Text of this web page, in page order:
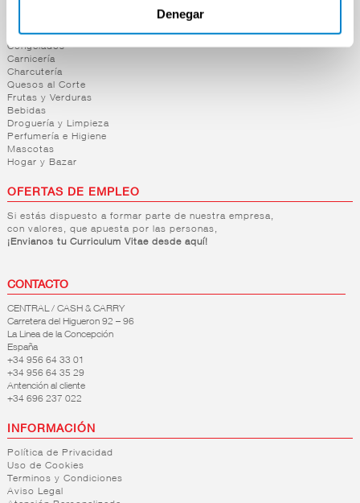
Denegar
Lácteos
Congelados
Carnicería
Charcutería
Quesos al Corte
Frutas y Verduras
Bebidas
Droguería y Limpieza
Perfumería e Higiene
Mascotas
Hogar y Bazar
OFERTAS DE EMPLEO
Si estás dispuesto a formar parte de nuestra empresa,
con valores, que apuesta por las personas,
¡Envianos tu Curriculum Vitae desde aquí!
CONTACTO
CENTRAL / CASH & CARRY
Carretera del Higueron 92 – 96
La Linea de la Concepción
España
+34 956 64 33 01
+34 956 64 35 29
Antención al cliente
+34 696 237 022
INFORMACIÓN
Política de Privacidad
Uso de Cookies
Terminos y Condiciones
Aviso Legal